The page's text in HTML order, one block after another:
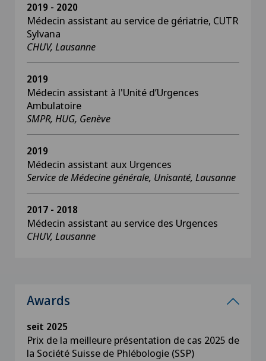
2019 - 2020
Médecin assistant au service de gériatrie, CUTR
Sylvana
CHUV, Lausanne
2019
Médecin assistant à l'Unité d’Urgences
Ambulatoire
SMPR, HUG, Genève
2019
Médecin assistant aux Urgences
Service de Médecine générale, Unisanté, Lausanne
2017 - 2018
Médecin assistant au service des Urgences
CHUV, Lausanne
Awards
seit 2025
Prix de la meilleure présentation de cas 2025 de
la Société Suisse de Phlébologie (SSP)